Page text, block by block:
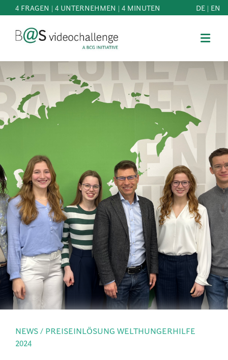
4 FRAGEN | 4 UNTERNEHMEN | 4 MINUTEN DE | EN
MITMACHEN
BEST
OF
DOWNLOADS
FAQ
SCHIRMHERRSCHAFT
NEWS
PRESSE
ANMELDEN
NEWS / PREISEINLÖSUNG WELTHUNGERHILFE
2024
b@Svideochallenge - A BCG INITIATIVE
Registriere dich als Teilnehmer*in
Geburtsdatum*
E-Mail-Adresse*
Jetzt registrieren